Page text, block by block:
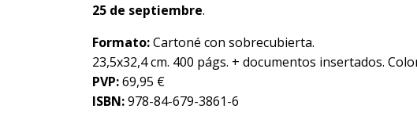
25 de septiembre.
Formato:Cartoné con sobrecubierta.
23,5x32,4 cm. 400 págs. + documentos insertados.
PVP:69,95 €
ISBN:978-84-679-3861-6